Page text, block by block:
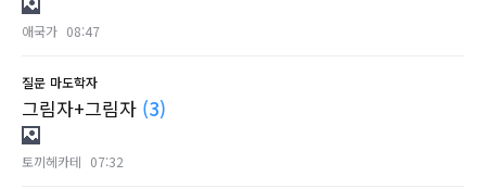
애국가 08:47
질문 마도학자
그림자+그림자 (3)
토끼헤카테 07:32